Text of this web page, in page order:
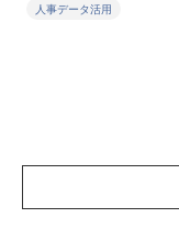
人事データ活用